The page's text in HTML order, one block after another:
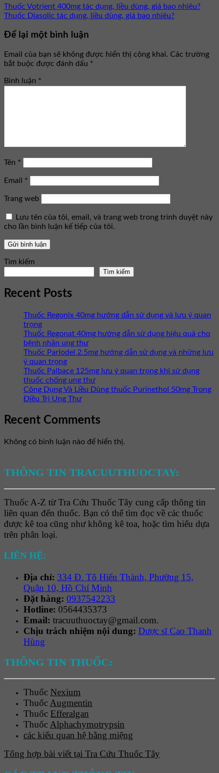
Thuốc Votrient 400mg tác dụng, liều dùng, giá bao nhiêu?
Thuốc Diasolic tác dụng, liều dùng, giá bao nhiêu?
Để lại một bình luận
Email của bạn sẽ không được hiển thị công khai. Các trường
bắt buộc được đánh dấu *
Bình luận *
Tên *
Email *
Trang web
Lưu tên của tôi, email, và trang web trong trình duyệt này
cho lần bình luận kế tiếp của tôi.
Tìm kiếm
Tìm kiếm
Recent Posts
Thuốc Regonix 40mg hướng dẫn sử dụng và lưu ý quan
trọng
Thuốc Regonat 40mg hướng dẫn sử dụng hiệu quả cho
bệnh nhân ung thư
Thuốc Parlodel 2.5mg hướng dẫn sử dụng và những lưu
ý quan trọng
Thuốc Palbace 125mg lưu ý quan trọng khi sử dụng
thuốc chống ung thư
Công Dụng Và Liều Dùng thuốc Purinethol 50mg Trong
Điều Trị Ung Thư
Recent Comments
Không có bình luận nào để hiển thị.
THÔNG TIN TRACUUTHUOCTAY:
Thuốc A-Z từ Tra Cứu Thuốc Tây cung cấp thông tin
liên quan đến thuốc. Bạn có thể tìm đọc về các thuốc
được kê toa cũng như không kê toa, hoặc tìm hiểu dựa
trên phân loại.
LIÊN HỆ:
Địa chỉ: 334 Đ. Tô Hiến Thành, Phường 15,
Quận 10, Hồ Chí Minh
Đặt hàng: 0937542233
Hotline: 0564435373
Email: tracuuthuoctay@gmail.com.
Chịu trách nhiệm nội dung: Dược sĩ Cao Thanh
Hùng
THÔNG TIN THUỐC:
Thuốc Nexium
Thuốc Augmentin
Thuốc Efferalgan
Thuốc Alphachymotrypsin
các kiểu quan hệ bằng miệng
Tổng hợp bài viết tại Tra Cứu Thuốc Tây